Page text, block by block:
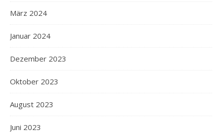
März 2024
Januar 2024
Dezember 2023
Oktober 2023
August 2023
Juni 2023